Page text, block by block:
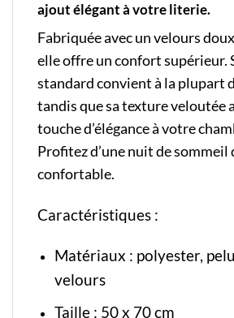
ajout élégant à votre literie.
Fabriquée avec un velours
elle offre un confort supérieur.
standard convient à la plupart
tandis que sa texture veloutée
touche d’élégance à votre
Profitez d’une nuit de sommeil
confortable.
Caractéristiques :
Matériaux : polyester,
velours
Taille : 50 x 70 cm